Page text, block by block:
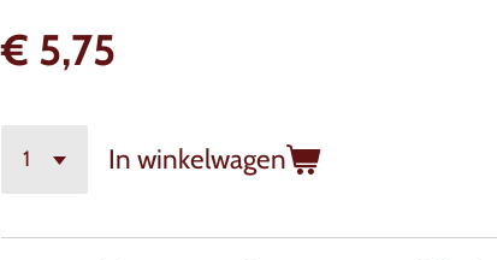
€ 5,75
In winkelwagen